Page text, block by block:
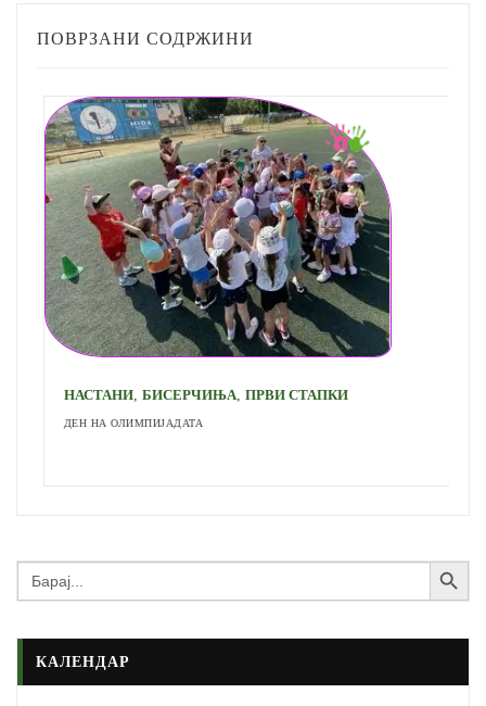
ПОВРЗАНИ СОДРЖИНИ
НАСТАНИ,БИСЕРЧИЊА,ПРВИ СТАПКИ
ДЕН НА ОЛИМПИЈАДАТА
Search
for:
Search Button
КАЛЕНДАР